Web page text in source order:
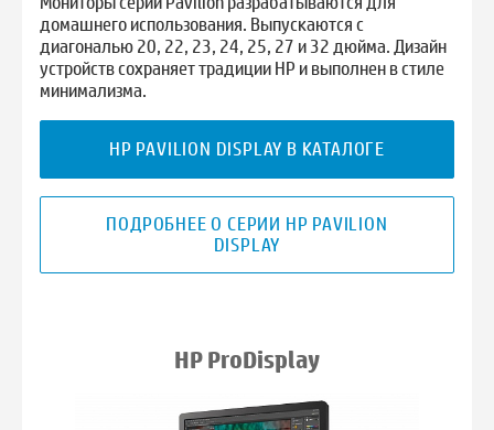
домашнего использования. Выпускаются с
диагональю 20, 22, 23, 24, 25, 27 и 32 дюйма. Дизайн
устройств сохраняет традиции HP и выполнен в стиле
минимализма.
HP PAVILION DISPLAY В КАТАЛОГЕ
ПОДРОБНЕЕ О СЕРИИ HP PAVILION
DISPLAY
HP ProDisplay